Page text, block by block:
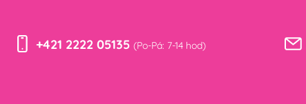
+421 2222 05135 (Po-Pá: 7-14 hod)